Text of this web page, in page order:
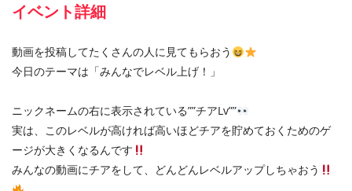
イベント詳細
動画を投稿してたくさんの人に見てもらおう
今日のテーマは「みんなでレベル上げ！」
ニックネームの右に表示されている””チアLv””
実は、このレベルが高ければ高いほどチアを貯めておくためのゲ
ージが大きくなるんです
みんなの動画にチアをして、どんどんレベルアップしちゃおう